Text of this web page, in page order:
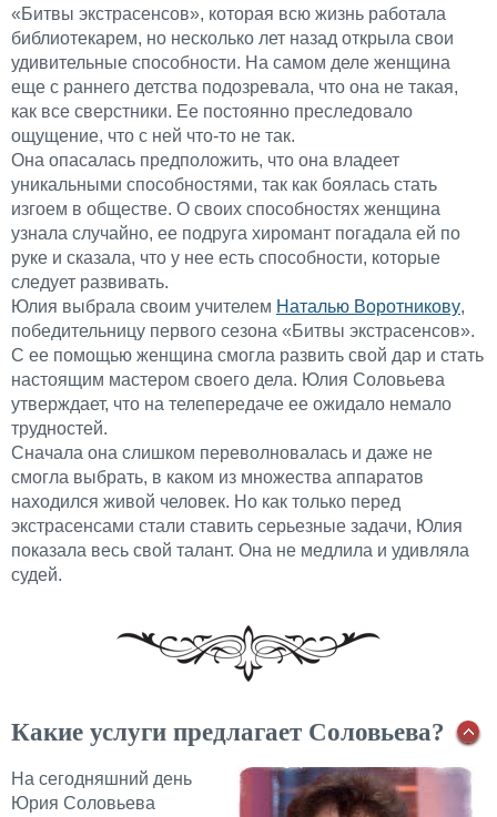
«Битвы экстрасенсов», которая всю жизнь работала
библиотекарем, но несколько лет назад открыла свои
удивительные способности. На самом деле женщина
еще с раннего детства подозревала, что она не такая,
как все сверстники. Ее постоянно преследовало
ощущение, что с ней что-то не так.
Она опасалась предположить, что она владеет
уникальными способностями, так как боялась стать
изгоем в обществе. О своих способностях женщина
узнала случайно, ее подруга хиромант погадала ей по
руке и сказала, что у нее есть способности, которые
следует развивать.
Юлия выбрала своим учителем Наталью Воротникову,
победительницу первого сезона «Битвы экстрасенсов».
С ее помощью женщина смогла развить свой дар и стать
настоящим мастером своего дела. Юлия Соловьева
утверждает, что на телепередаче ее ожидало немало
трудностей.
Сначала она слишком переволновалась и даже не
смогла выбрать, в каком из множества аппаратов
находился живой человек. Но как только перед
экстрасенсами стали ставить серьезные задачи, Юлия
показала весь свой талант. Она не медлила и удивляла
судей.
Какие услуги предлагает Соловьева?
На сегодняшний день
Юрия Соловьева